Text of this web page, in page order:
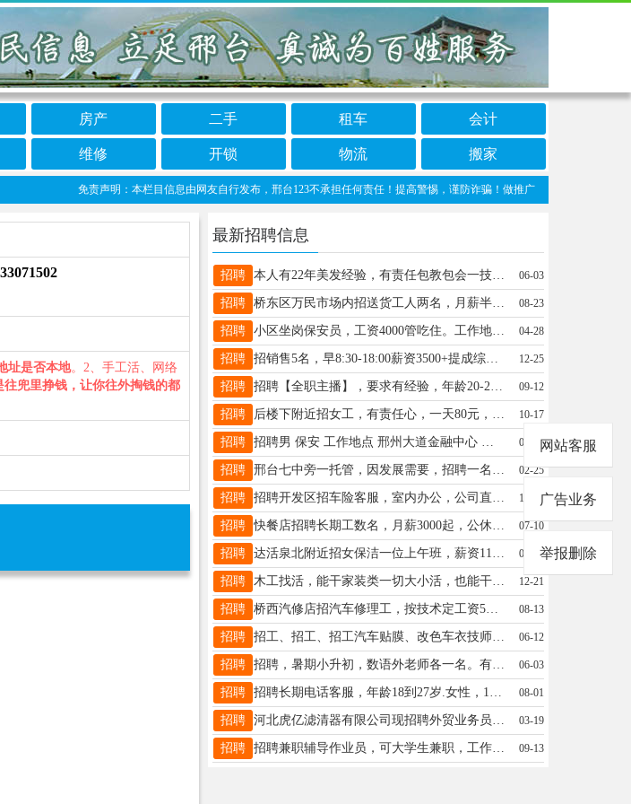
房产 二手 租车 会计
维修 开锁 物流 搬家
免责声明：本栏目信息由网友自行发布，邢台123不承担任何责任！提高警惕，谨防诈骗！做推广、做信息置顶！请加邢
址是否本地。2、手工活、网络
往兜里挣钱，让你往外掏钱的都
最新招聘信息
招聘 本人有22年美发经验，有责任包教包会一技在手天下随便走（特招美发爱好徒弟）地址桥西金宫花园门口13930965693 06-03
招聘 桥东区万民市场内招送货工人两名，月薪半天3000元，全天4500元，有意者联系13229066101 08-23
招聘 小区坐岗保安员，工资4000管吃住。工作地北京电话13691446502王经理 04-28
招聘 招销售5名，早8:30-18:00薪资3500+提成综合薪资4000-12000地址邢任公路16632903257 12-25
招聘 招聘【全职主播】，要求有经验，年龄20-28之间，底薪4K加提成，每天直播3-4小时，电话15731928922同V 09-12
招聘 后楼下附近招女工，有责任心，一天80元，早九晚六，联系赵15127947173 10-17
招聘 招聘男 保安 工作地点 邢州大道金融中心 联系电话19133936633 01-22
招聘 邢台七中旁一托管，因发展需要，招聘一名女宿管，包吃住，工资待遇优厚，就近者优先。电话15630937686 02-25
招聘 招聘开发区招车险客服，室内办公，公司直招，无需外出找客户，公司提供快到期车险客户，使用公司的外呼系统进行沟通车险报价及办理。薪资3000-6000上不封顶。8点半-18点，可接送孩子，周末双休，法定节假日放假，五险一金。地址：邢台开发区河北工业大学科技园李先生18731968552（ ） 聘 12-21
招聘 快餐店招聘长期工数名，月薪3000起，公休4天，三班倒，能上早7者优先，电话：18732930160 07-10
招聘 达活泉北附近招女保洁一位上午班，薪资1100-1200，四天公休十法定假日18803093376，12点-14点半勿扰 06-25
招聘 木工找活，能干家装类一切大小活，也能干抹墙贴砖，走水路切割焊家具安装维修等一切大小活，活好价格低19263079852 12-21
招聘 桥西汽修店招汽车修理工，按技术定工资5千-1万，只要技术过硬工资不是问题13930939523 08-13
招聘 招工、招工、招工汽车贴膜、改色车衣技师、中工、学徒……☎️18631999954、开元北路 06-12
招聘 招聘，暑期小升初，数语外老师各一名。有经验优先考虑。15631963030 06-03
招聘 招聘长期电话客服，年龄18到27岁.女性，17330192031 08-01
招聘 河北虎亿滤清器有限公司现招聘外贸业务员、电话销售，若干名双休+法定节假日休息联系电话姚女士13229068510 03-19
招聘 招聘兼职辅导作业员，可大学生兼职，工作时间16-20点，工作地点：桥西区滨苑小区，联系电话19568382217信，工资面议。 09-13
网站客服
广告业务
举报删除